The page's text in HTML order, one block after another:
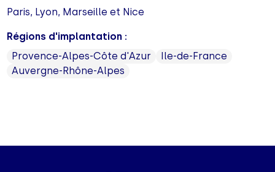
Paris, Lyon, Marseille et Nice
Régions d'implantation :
Provence-Alpes-Côte d'Azur
Ile-de-France
Auvergne-Rhône-Alpes